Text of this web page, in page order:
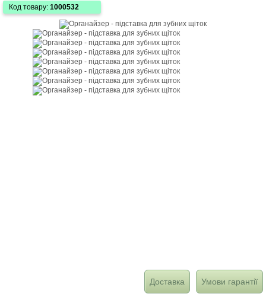
Код товару: 1000532
Доставка Умови гарантії